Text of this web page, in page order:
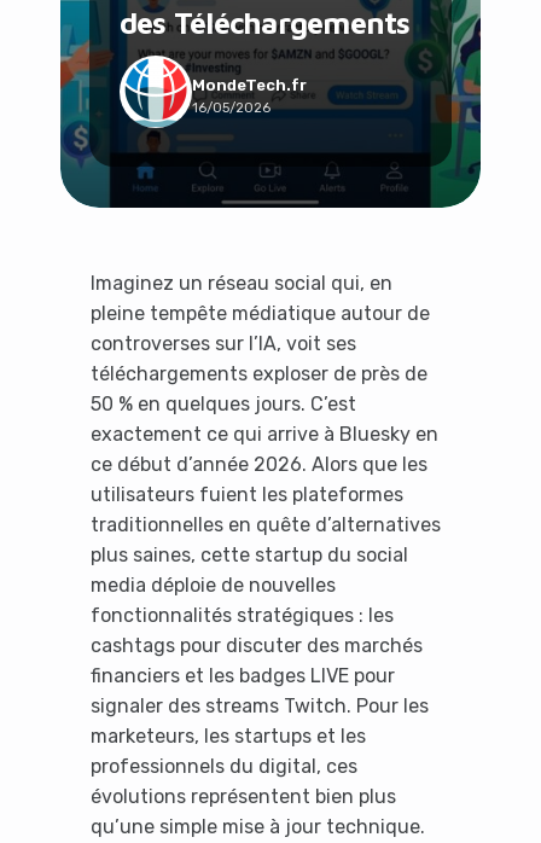
des Téléchargements
MondeTech.fr
16/05/2026
Imaginez un réseau social qui, en
pleine tempête médiatique autour de
controverses sur l’IA, voit ses
téléchargements exploser de près de
50 % en quelques jours. C’est
exactement ce qui arrive à Bluesky en
ce début d’année 2026. Alors que les
utilisateurs fuient les plateformes
traditionnelles en quête d’alternatives
plus saines, cette startup du social
media déploie de nouvelles
fonctionnalités stratégiques : les
cashtags pour discuter des marchés
financiers et les badges LIVE pour
signaler des streams Twitch. Pour les
marketeurs, les startups et les
professionnels du digital, ces
évolutions représentent bien plus
qu’une simple mise à jour technique.
Social & Communauté
Tech & Développement
Travail & Productivité
Voyage